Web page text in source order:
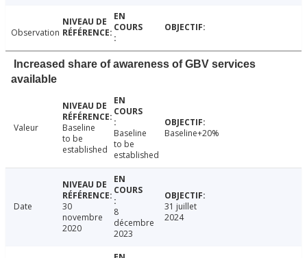
Observation
Increased share of awareness of GBV services
available
Valeur
Baseline
to be
established
Baseline
to be
established
Baseline+20%
Date
30
novembre
2020
8
décembre
2023
31 juillet
2024